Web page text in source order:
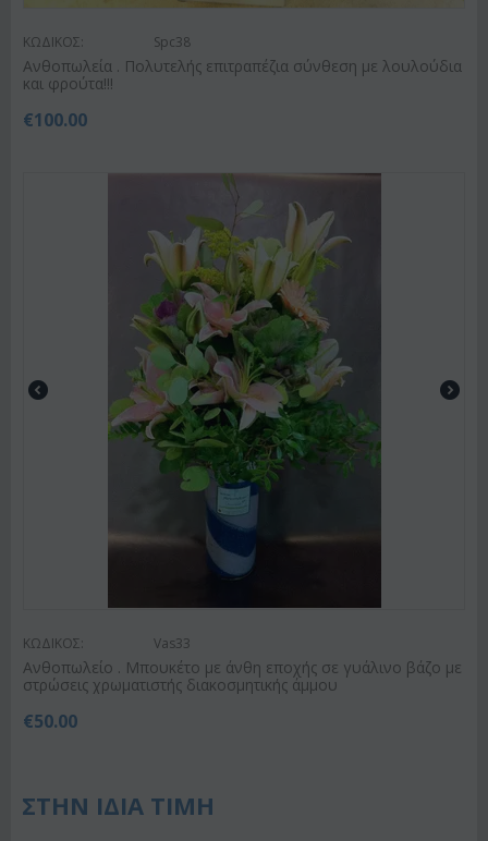
ΚΩΔΙΚΟΣ: Spc38
Ανθοπωλεία . Πολυτελής επιτραπέζια σύνθεση με λουλούδια
και φρούτα!!!
€100.00
ΚΩΔΙΚΟΣ: Vas33
Ανθοπωλείο . Μπουκέτο με άνθη εποχής σε γυάλινο βάζο με
στρώσεις χρωματιστής διακοσμητικής άμμου
€50.00
ΣΤΗΝ ΙΔΙΑ ΤΙΜΗ